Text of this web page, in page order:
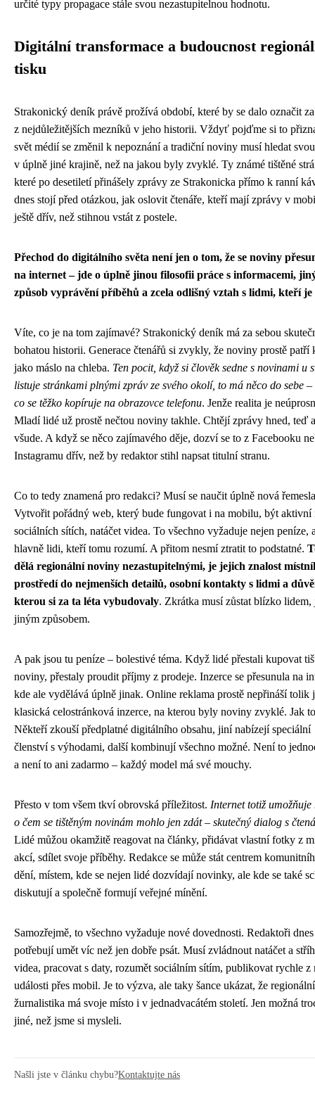
určité typy propagace stále svou nezastupitelnou hodnotu.
Digitální transformace a budoucnost
tisku
Strakonický deník právě prožívá období, které by se dalo označit
z nejdůležitějších mezníků v jeho historii. Vždyť pojďme si to
svět médií se změnil k nepoznání a tradiční noviny musí hledat
v úplně jiné krajině, než na jakou byly zvyklé. Ty známé tištěné
které po desetiletí přinášely zprávy ze Strakonicka přímo k ranní
dnes stojí před otázkou, jak oslovit čtenáře, kteří mají zprávy v
ještě dřív, než stihnou vstát z postele.
Přechod do digitálního světa není jen o tom, že se noviny
na internet – jde o úplně jinou filosofii práce s informacemi,
způsob vyprávění příběhů a zcela odlišný vztah s lidmi, kteří je
Víte, co je na tom zajímavé? Strakonický deník má za sebou
bohatou historii. Generace čtenářů si zvykly, že noviny prostě patří
jako máslo na chleba. Ten pocit, když si člověk sedne s novinami u
listuje stránkami plnými zpráv ze svého okolí, to má něco do sebe –
co se těžko kopíruje na obrazovce telefonu. Jenže realita je
Mladí lidé už prostě nečtou noviny takhle. Chtějí zprávy hned, teď a
všude. A když se něco zajímavého děje, dozví se to z Facebooku
Instagramu dřív, než by redaktor stihl napsat titulní stranu.
Co to tedy znamená pro redakci? Musí se naučit úplně nová
Vytvořit pořádný web, který bude fungovat i na mobilu, být aktivní
sociálních sítích, natáčet videa. To všechno vyžaduje nejen peníze,
hlavně lidi, kteří tomu rozumí. A přitom nesmí ztratit to podstatné.
dělá regionální noviny nezastupitelnými, je jejich znalost
prostředí do nejmenších detailů, osobní kontakty s lidmi a
kterou si za ta léta vybudovaly. Zkrátka musí zůstat blízko lidem,
jiným způsobem.
A pak jsou tu peníze – bolestivé téma. Když lidé přestali kupovat
noviny, přestaly proudit příjmy z prodeje. Inzerce se přesunula na
kde ale vydělává úplně jinak. Online reklama prostě nepřináší tolik
klasická celostránková inzerce, na kterou byly noviny zvyklé. Jak
Někteří zkouší předplatné digitálního obsahu, jiní nabízejí speciální
členství s výhodami, další kombinují všechno možné. Není to
a není to ani zadarmo – každý model má své mouchy.
Přesto v tom všem tkví obrovská příležitost. Internet totiž umožňuje
o čem se tištěným novinám mohlo jen zdát – skutečný dialog s
Lidé můžou okamžitě reagovat na články, přidávat vlastní fotky z
akcí, sdílet svoje příběhy. Redakce se může stát centrem
dění, místem, kde se nejen lidé dozvídají novinky, ale kde se také
diskutují a společně formují veřejné mínění.
Samozřejmě, to všechno vyžaduje nové dovednosti. Redaktoři dnes
potřebují umět víc než jen dobře psát. Musí zvládnout natáčet a
videa, pracovat s daty, rozumět sociálním sítím, publikovat rychle z
události přes mobil. Je to výzva, ale taky šance ukázat, že regionální
žurnalistika má svoje místo i v jednadvacátém století. Jen možná
jiné, než jsme si mysleli.
Našli jste v článku chybu?Kontaktujte nás